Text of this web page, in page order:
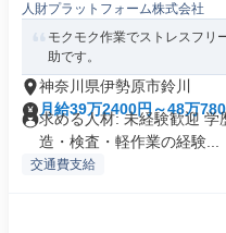
人財プラットフォーム株式会社
モクモク作業でストレスフリ
助です。
神奈川県伊勢原市鈴川
月給39万2400円～48万
求める人材: 未経験歓迎 学
造・検査・軽作業の経験...
交通費支給